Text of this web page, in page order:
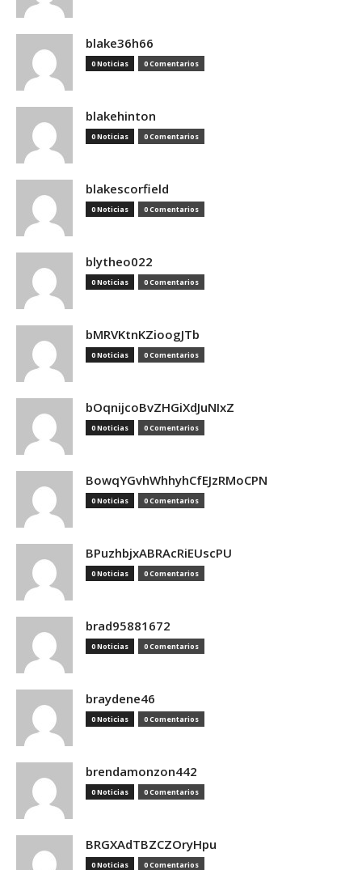
blake36h66
0 Noticias 0 Comentarios
blakehinton
0 Noticias 0 Comentarios
blakescorfield
0 Noticias 0 Comentarios
blytheo022
0 Noticias 0 Comentarios
bMRVKtnKZioogJTb
0 Noticias 0 Comentarios
bOqnijcoBvZHGiXdJuNIxZ
0 Noticias 0 Comentarios
BowqYGvhWhhyhCfEJzRMoCPN
0 Noticias 0 Comentarios
BPuzhbjxABRAcRiEUscPU
0 Noticias 0 Comentarios
brad95881672
0 Noticias 0 Comentarios
braydene46
0 Noticias 0 Comentarios
brendamonzon442
0 Noticias 0 Comentarios
BRGXAdTBZCZOryHpu
0 Noticias 0 Comentarios